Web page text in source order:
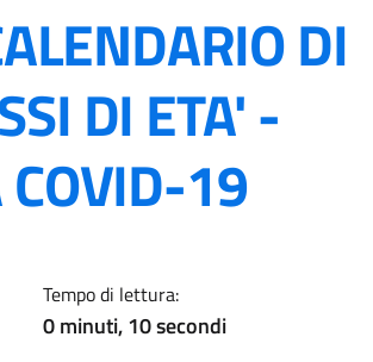
DI
DI ETA' -
19
Tempo di lettura:
0 minuti, 10 secondi